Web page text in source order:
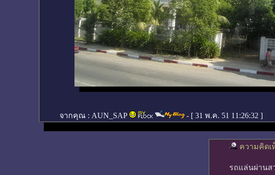
จากคุณ : AUN_SAP - [ 31 พ.ค. 51 11:26:32 ]
ความคิดเ
รถแล่นผ่านส